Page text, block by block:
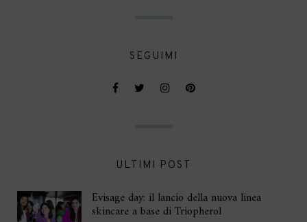
SEGUIMI
ULTIMI POST
Evisage day: il lancio della nuova linea
skincare a base di Triopherol